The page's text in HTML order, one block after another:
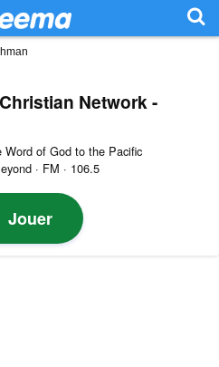
Network -
Word of God to the Pacific
· FM · 106.5
Jouer